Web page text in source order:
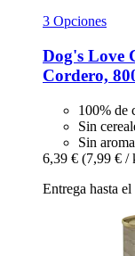
3 Opciones
Dog's Love
Cordero,
100% de
Sin
Sin
6,39 € (7,99 € /
Entrega hasta